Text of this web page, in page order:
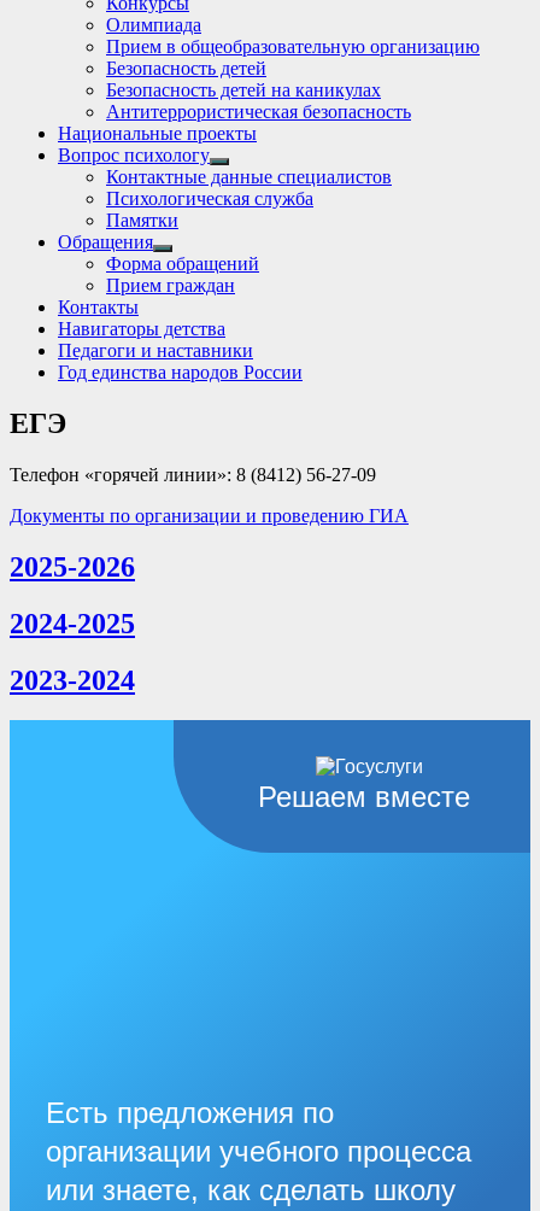
Олимпиада
Прием в общеобразовательную организацию
Безопасность детей
Безопасность детей на каникулах
Антитеррористическая безопасность
Национальные проекты
Вопрос психологу
Show
sub
menu
Контактные данные специалистов
Психологическая служба
Памятки
Обращения
Show
sub
menu
Форма обращений
Прием граждан
Контакты
Навигаторы детства
Педагоги и наставники
Год единства народов России
ЕГЭ
Телефон «горячей линии»: 8 (8412) 56-27-09
Документы по организации и проведению ГИА
2025-2026
2024-2025
2023-2024
Решаем вместе
Есть предложения по
организации учебного процесса
или знаете, как сделать школу